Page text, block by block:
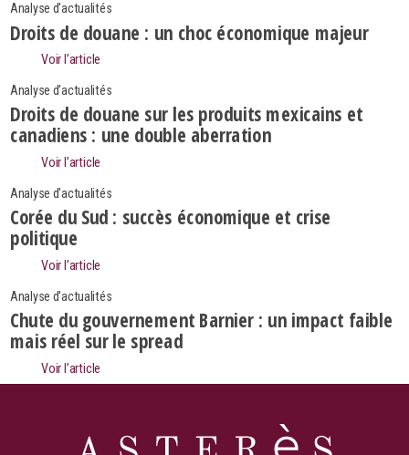
Analyse d'actualités
Droits de douane : un choc économique majeur
Voir l’article
Analyse d'actualités
Droits de douane sur les produits mexicains et
canadiens : une double aberration
Voir l’article
Analyse d'actualités
Corée du Sud : succès économique et crise
politique
Voir l’article
Analyse d'actualités
Chute du gouvernement Barnier : un impact faible
mais réel sur le spread
Voir l’article
Search